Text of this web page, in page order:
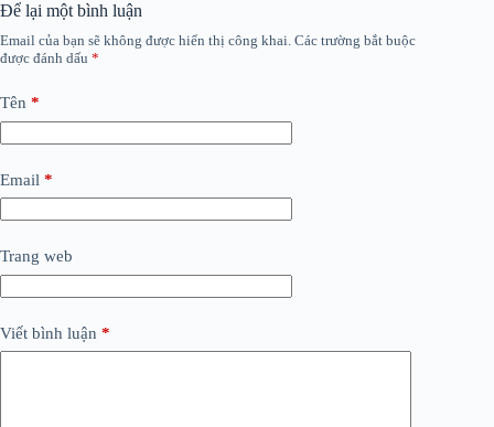
Để lại một bình luận
Email của bạn sẽ không được hiển thị công khai. Các trường bắt buộc
được đánh dấu *
Tên *
Email *
Trang web
Viết bình luận *